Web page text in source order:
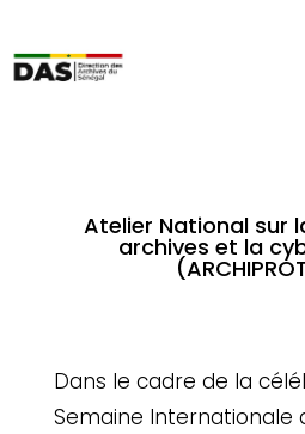
Atelier National sur
archives et la
Dans le cadre de la
Semaine Internationale